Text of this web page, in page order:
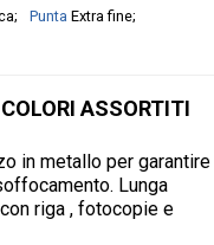
Punta Extra fine
ASSORTITI
in metallo per garantire
Lunga
riga , fotocopie e